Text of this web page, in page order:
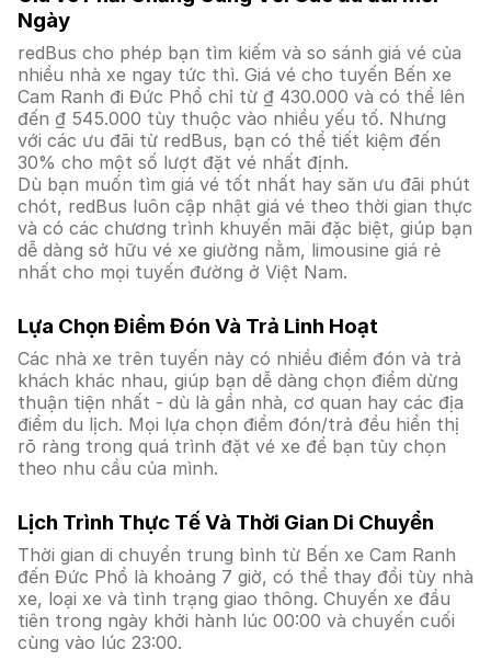
Ngày
redBus cho phép bạn tìm kiếm và so sánh giá vé của
nhiều nhà xe ngay tức thì. Giá vé cho tuyến Bến xe
Cam Ranh đi Đức Phổ chỉ từ ₫ 430.000 và có thể lên
đến ₫ 545.000 tùy thuộc vào nhiều yếu tố. Nhưng
với các ưu đãi từ redBus, bạn có thể tiết kiệm đến
30% cho một số lượt đặt vé nhất định.
Dù bạn muốn tìm giá vé tốt nhất hay săn ưu đãi phút
chót, redBus luôn cập nhật giá vé theo thời gian thực
và có các chương trình khuyến mãi đặc biệt, giúp bạn
dễ dàng sở hữu vé xe giường nằm, limousine giá rẻ
nhất cho mọi tuyến đường ở Việt Nam.
Lựa Chọn Điểm Đón Và Trả Linh Hoạt
Các nhà xe trên tuyến này có nhiều điểm đón và trả
khách khác nhau, giúp bạn dễ dàng chọn điểm dừng
thuận tiện nhất - dù là gần nhà, cơ quan hay các địa
điểm du lịch. Mọi lựa chọn điểm đón/trả đều hiển thị
rõ ràng trong quá trình đặt vé xe để bạn tùy chọn
theo nhu cầu của mình.
Lịch Trình Thực Tế Và Thời Gian Di Chuyển
Thời gian di chuyển trung bình từ Bến xe Cam Ranh
đến Đức Phổ là khoảng 7 giờ, có thể thay đổi tùy nhà
xe, loại xe và tình trạng giao thông. Chuyến xe đầu
tiên trong ngày khởi hành lúc 00:00 và chuyến cuối
cùng vào lúc 23:00.